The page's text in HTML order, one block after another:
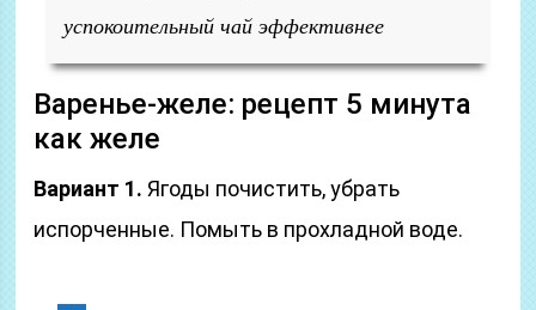
успокоительный чай эффективнее
Варенье-желе: рецепт 5 минута
как желе
Вариант 1. Ягоды почистить, убрать
испорченные. Помыть в прохладной воде.